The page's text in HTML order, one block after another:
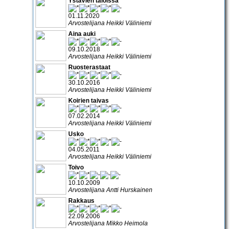
01.11.2020
Arvostelijana Heikki Väliniemi
Aina auki
09.10.2018
Arvostelijana Heikki Väliniemi
Ruosterastaat
30.10.2016
Arvostelijana Heikki Väliniemi
Koirien taivas
07.02.2014
Arvostelijana Heikki Väliniemi
Usko
04.05.2011
Arvostelijana Heikki Väliniemi
Toivo
10.10.2009
Arvostelijana Antti Hurskainen
Rakkaus
22.09.2006
Arvostelijana Mikko Heimola